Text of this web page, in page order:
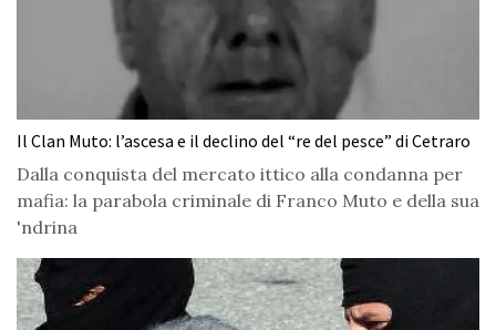
Il Clan Muto: l’ascesa e il declino del “re del pesce” di Cetraro
Dalla conquista del mercato ittico alla condanna per
mafia: la parabola criminale di Franco Muto e della sua
'ndrina